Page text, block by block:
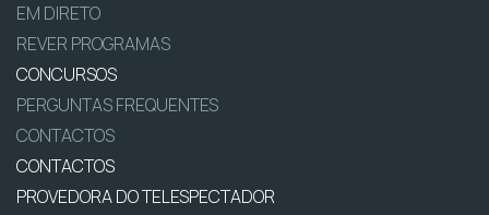
EM DIRETO
REVER PROGRAMAS
CONCURSOS
PERGUNTAS FREQUENTES
CONTACTOS
CONTACTOS
PROVEDORA DO TELESPECTADOR